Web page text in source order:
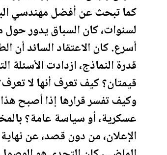
كما تبحث عن أفضل مهندسي
لسنوات، كان السباق يدور حول
أسرع. كان الاعتقاد السائد أن
قدرة النماذج، ازدادت الأسئلة
قيمتان؟ كيف تعرف أنها لا
وكيف تفسر قرارها إذا أصبح
عسكرية، أو سياسة عامة؟
الإعلان، من دون قصد، عن